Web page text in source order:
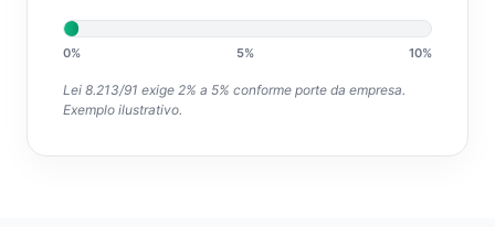
0% 5% 10%
Lei 8.213/91 exige 2% a 5% conforme porte da empresa.
Exemplo ilustrativo.